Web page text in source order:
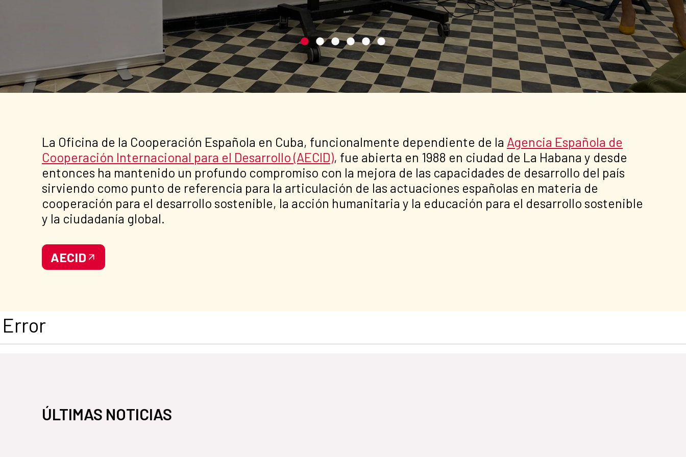
La Oficina de la Cooperación Española en Cuba, funcionalmente dependiente de la Agencia Española de
Cooperación Internacional para el Desarrollo (AECID), fue abierta en 1988 en ciudad de La Habana y desde
entonces ha mantenido un profundo compromiso con la mejora de las capacidades de desarrollo del país
sirviendo como punto de referencia para la articulación de las actuaciones españolas en materia de
cooperación para el desarrollo sostenible, la acción humanitaria y la educación para el desarrollo sostenible
y la ciudadanía global.
AECID
Error
ÚLTIMAS NOTICIAS